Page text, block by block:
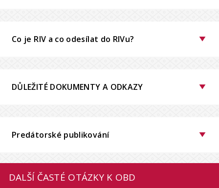
Co je RIV a co odesílat do RIVu?
DŮLEŽITÉ DOKUMENTY A ODKAZY
Predátorské publikování
DALŠÍ ČASTÉ OTÁZKY K OBD